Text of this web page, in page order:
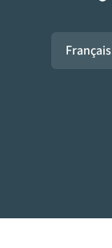
Français